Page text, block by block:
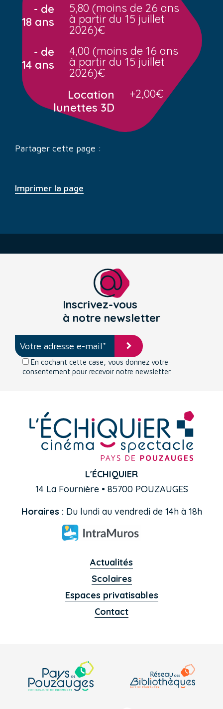
- de
18 ans
5,80 (moins de 26 ans
à partir du 15 juillet
2026)€
- de
14 ans
4,00 (moins de 16 ans
à partir du 15 juillet
2026)€
Location
lunettes 3D
+2,00€
Partager cette page :
Imprimer la page
Inscrivez-vous
à notre newsletter
En cochant cette case, vous donnez votre
consentement pour recevoir notre newsletter.
L'ÉCHIQUIER
14 La Fournière • 85700 POUZAUGES
Horaires : Du lundi au vendredi de 14h à 18h
Actualités
Scolaires
Espaces privatisables
Contact